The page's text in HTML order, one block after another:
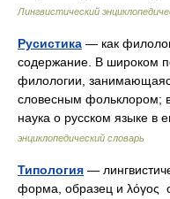
Лингвистический
Русистика — как
содержание. В широком
филологии,
словесным фольклором;
наука о русском языке
энциклопедический словарь
Типология —
форма, образец и λόγος